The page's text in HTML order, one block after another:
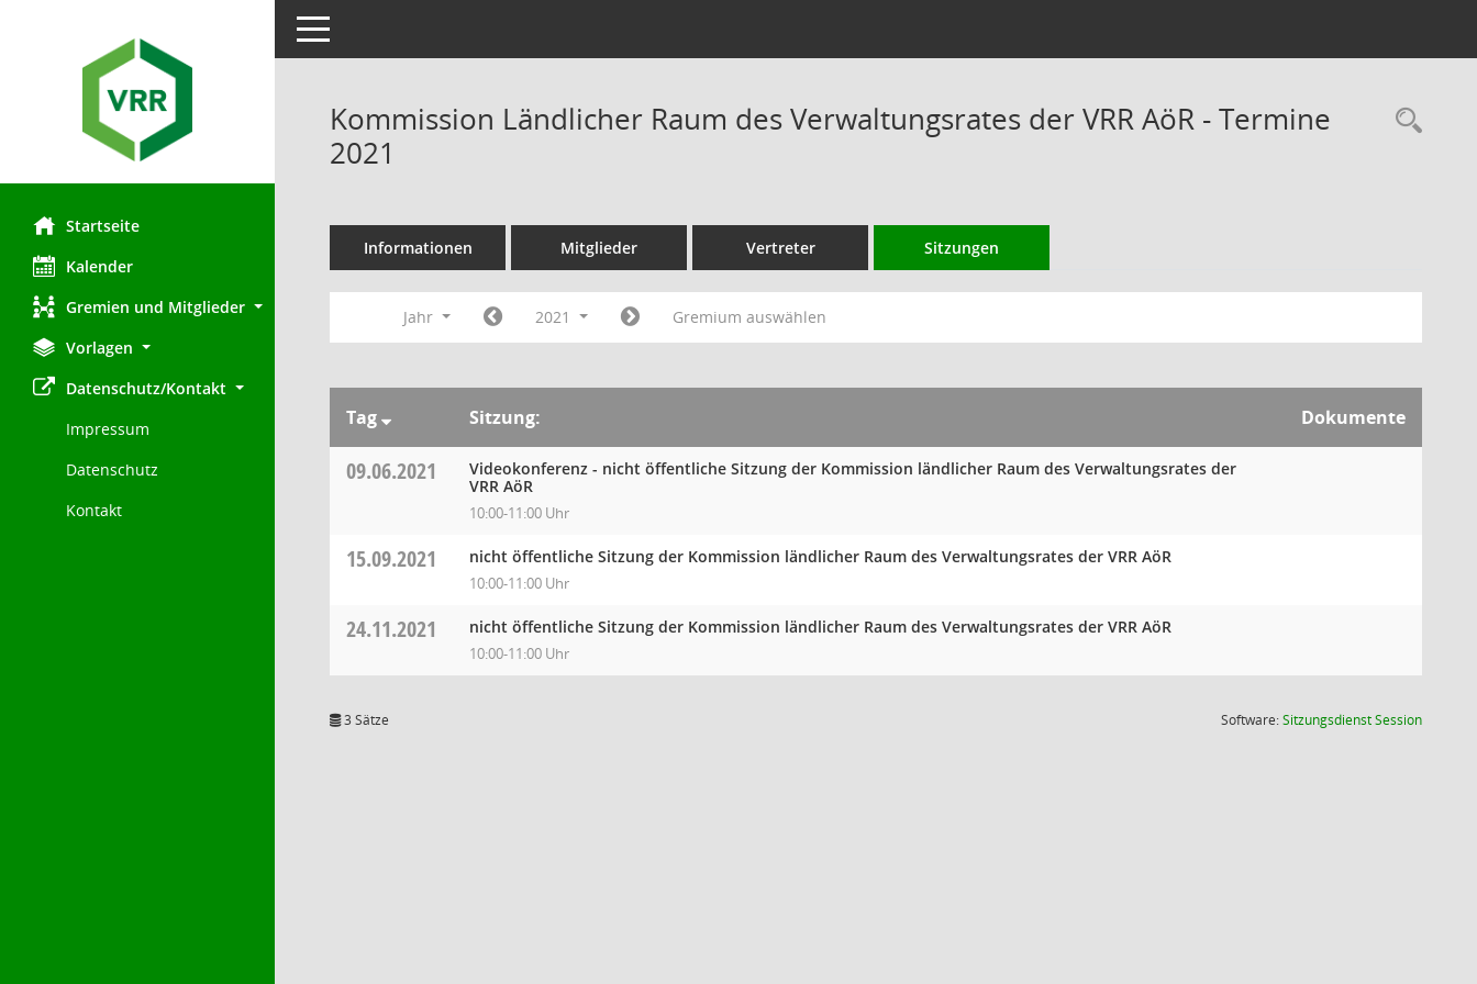
Startseite
Kalender
Gremien und Mitglieder
Vorlagen
Datenschutz/Kontakt
Impressum
Datenschutz
Kontakt
Toggle navigation
Kommission Ländlicher Raum des Verwaltungsrates der VRR AöR - Termine
2021
Informationen Mitglieder Vertreter Sitzungen
Jahr 2021 Gremium auswählen
Tag Sitzung: Dokumente
09.06.2021
Videokonferenz - nicht öffentliche Sitzung der Kommission ländlicher Raum des Verwaltungsrates der
VRR AöR
10:00-11:00 Uhr
15.09.2021 nicht öffentliche Sitzung der Kommission ländlicher Raum des Verwaltungsrates der VRR AöR
10:00-11:00 Uhr
24.11.2021 nicht öffentliche Sitzung der Kommission ländlicher Raum des Verwaltungsrates der VRR AöR
10:00-11:00 Uhr
3 Sätze Software:SitzungsdienstSession(Wird in